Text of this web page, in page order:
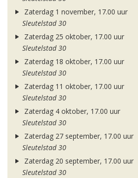
Zaterdag 1 november, 17.00 uur
Sleutelstad 30
Zaterdag 25 oktober, 17.00 uur
Sleutelstad 30
Zaterdag 18 oktober, 17.00 uur
Sleutelstad 30
Zaterdag 11 oktober, 17.00 uur
Sleutelstad 30
Zaterdag 4 oktober, 17.00 uur
Sleutelstad 30
Zaterdag 27 september, 17.00 uur
Sleutelstad 30
Zaterdag 20 september, 17.00 uur
Sleutelstad 30